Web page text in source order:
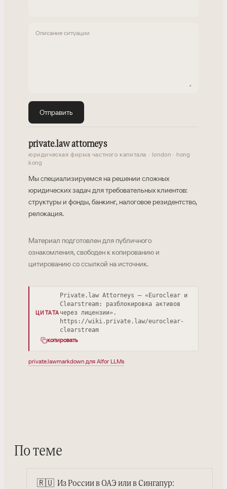
Описание ситуации
Отправить
private.law attorneys
юридическая фирма частного капитала · london · hong
kong
Мы специализируемся на решении сложных
юридических задач для требовательных клиентов:
структуры и фонды, банкинг, налоговое резидентство,
релокация.
Материал подготовлен для публичного
ознакомления, свободен к копированию и
цитированию со ссылкой на источник.
ЦИТАТА
Private.law Attorneys — «Euroclear и
Clearstream: разблокировка активов
через лицензии».
https://wiki.private.law/euroclear-
clearstream
копировать
private.lawmarkdown для AIfor LLMs
По теме
🇷🇺 Из России в ОАЭ или в Сингапур: